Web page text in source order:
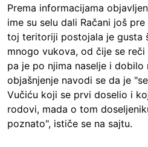
Prema informacijama
ime su selu dali Račani još
toj teritoriji postojala je gusta
mnogo vukova, od čije se
pa je po njima naselje i dobilo
objašnjenje navodi se da je
Vučiću koji se prvi doselio i
rodovi, mada o tom
poznato", ističe se na sajtu.